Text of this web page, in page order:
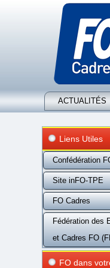
ACTUALITÉS
Liens Utiles
Confédération
Site inFO-TPE
FO Cadres
Fédération des
et Cadres FO
FO dans